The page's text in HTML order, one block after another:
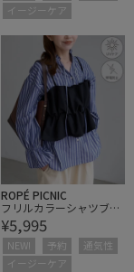
イージーケア
ROPÉ PICNIC
フリルカラーシャツブラ
ウス/UVケア・イージー
ケア・リンクコーデ
¥5,995
NEW! 予約
通気性
イージーケア